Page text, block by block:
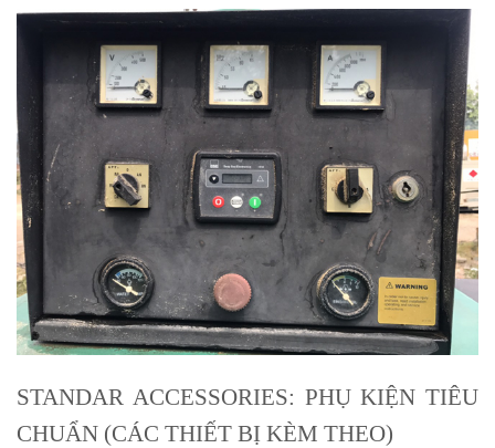
STANDAR ACCESSORIES: PHỤ KIỆN TIÊU
CHUẨN (CÁC THIẾT BỊ KÈM THEO)